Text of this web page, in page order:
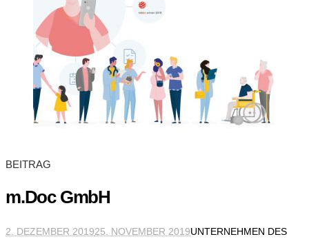
BEITRAG
m.Doc GmbH
2. DEZEMBER 201925. NOVEMBER 2019UNTERNEHMEN DES